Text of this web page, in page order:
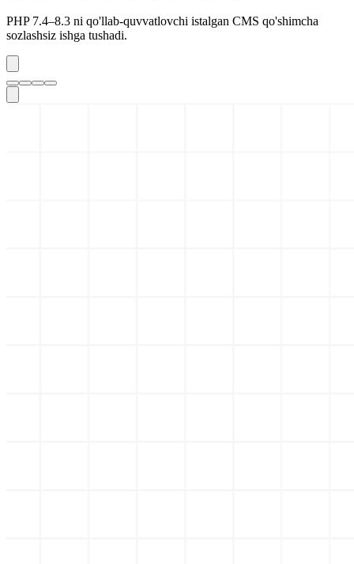
PHP 7.4–8.3 ni qo'llab-quvvatlovchi istalgan CMS qo'shimcha
sozlashsiz ishga tushadi.